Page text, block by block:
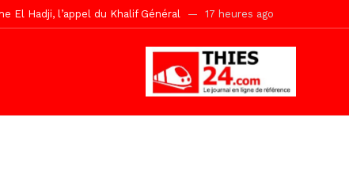
Keur Mame El Hadji décline ses priorités devant le Gouverneur
100 adolescents outillés dans le Boot Camp JAVA de Mboro
de police inauguré à Touba 2 jours ago
et Cheikh, le « battré » d’Abdou Bâ Ndiéguène 2 jours ago